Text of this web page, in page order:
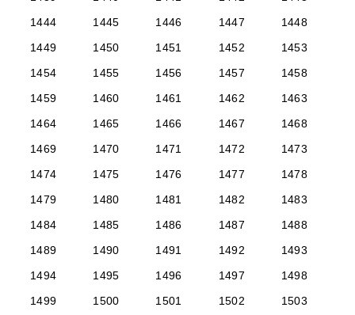
1444
1445 1446 1447
1448
1449
1450 1451 1452
1453
1454
1455 1456 1457
1458
1459
1460 1461 1462
1463
1464
1465 1466 1467
1468
1469
1470 1471 1472
1473
1474
1475 1476 1477
1478
1479
1480 1481 1482
1483
1484
1485 1486 1487
1488
1489
1490 1491 1492
1493
1494
1495 1496 1497
1498
1499
1500 1501 1502
1503